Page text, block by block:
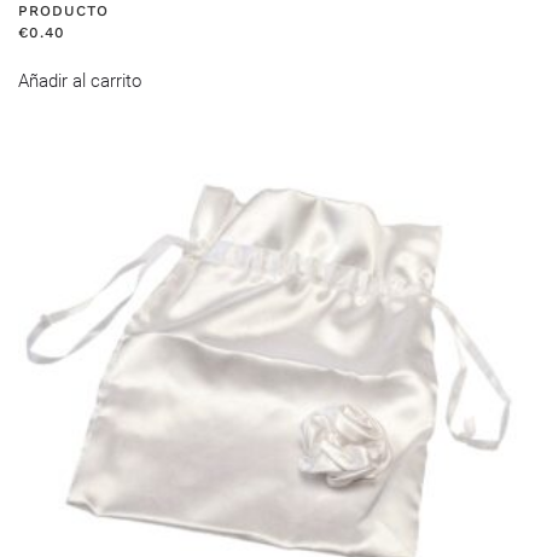
PRODUCTO
€0.40
Añadir al carrito